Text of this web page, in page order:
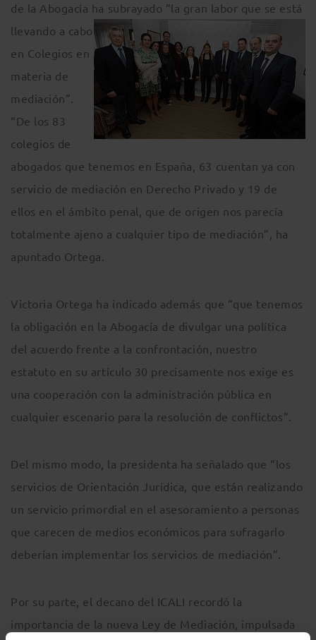
de la Abogacía ha subrayado “la gran labor que se está
llevando a cabo
en Colegios en
materia de
mediación”.
“De los 83
colegios de
abogados que tenemos en España, 63 cuentan ya con
servicio de mediación en Derecho Privado y 19 de
ellos en el ámbito penal, que de origen nos parecía
totalmente ajeno a cualquier tipo de mediación”, ha
apuntado Ortega.
Victoria Ortega ha indicado además que “que tenemos
la obligación en la Abogacía de divulgar una política
del acuerdo frente a la confrontación, nuestro
estatuto en su artículo 30 precisamente nos exige es
una cooperación con la administración pública en
cualquier escenario para la resolución de conflictos”.
Del mismo modo, la presidenta ha señalado que “los
servicios de Orientación Jurídica, que están realizando
un servicio primordial en el asesoramiento a personas
que carecen de medios económicos para sufragarlo
deberían implementar los servicios de mediación”.
Por su parte, el decano del ICALI recordó la
importancia de la nueva Ley de Mediación, impulsada